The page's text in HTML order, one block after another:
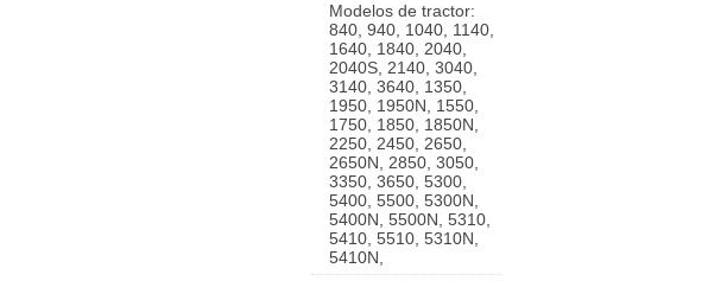
Modelos de tractor:
840, 940, 1040, 1140,
1640, 1840, 2040,
2040S, 2140, 3040,
3140, 3640, 1350,
1950, 1950N, 1550,
1750, 1850, 1850N,
2250, 2450, 2650,
2650N, 2850, 3050,
3350, 3650, 5300,
5400, 5500, 5300N,
5400N, 5500N, 5310,
5410, 5510, 5310N,
5410N,